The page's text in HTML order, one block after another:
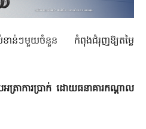
ាន់ៗមួយចំនួន កំពុងជំរុញឱ្យតម្លៃ
អត្រាការប្រាក់ ដោយធនាគារកណ្តាល